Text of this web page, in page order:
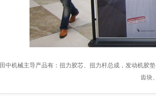
田中机械主导产品有：扭力胶芯、扭力杆总成，发动机胶
齿块